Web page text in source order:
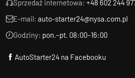
Sprzedaż internetowa: +48 602 244
E-mail: auto-starter24@nysa.com.pl
Godziny: pon.–pt. 08:00–16:00
AutoStarter24 na Facebooku